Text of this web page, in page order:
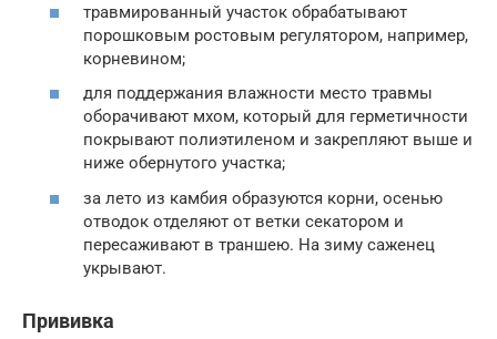
травмированный участок обрабатывают
порошковым ростовым регулятором, например,
корневином;
для поддержания влажности место травмы
оборачивают мхом, который для герметичности
покрывают полиэтиленом и закрепляют выше и
ниже обернутого участка;
за лето из камбия образуются корни, осенью
отводок отделяют от ветки секатором и
пересаживают в траншею. На зиму саженец
укрывают.
Прививка